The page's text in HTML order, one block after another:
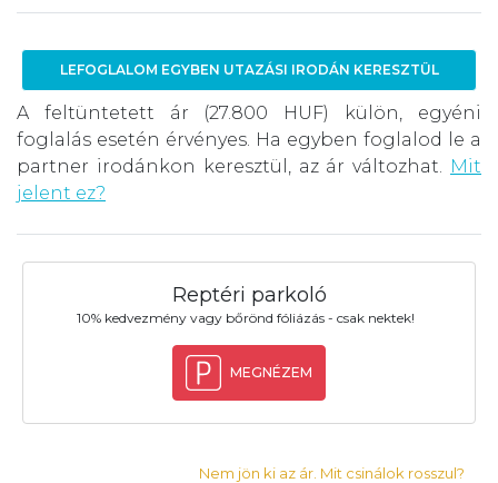
LEFOGLALOM EGYBEN UTAZÁSI IRODÁN KERESZTÜL
A feltüntetett ár (27.800 HUF) külön, egyéni
foglalás esetén érvényes. Ha egyben foglalod le a
partner irodánkon keresztül, az ár változhat. Mit
jelent ez?
Reptéri parkoló
10% kedvezmény vagy bőrönd fóliázás - csak nektek!
MEGNÉZEM
Nem jön ki az ár. Mit csinálok rosszul?